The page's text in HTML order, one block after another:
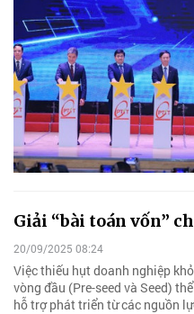
Giải “bài toán vốn”
20/09/2025 08:24
Việc thiếu hụt doanh nghiệp
vòng đầu (Pre-seed và Seed)
hỗ trợ phát triển từ các nguồn